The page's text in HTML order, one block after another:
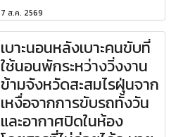
7 ส.ค. 2569
เบาะนอนหลังเบาะคนขับที่
ใช้นอนพักระหว่างวิ่งงาน
ข้ามจังหวัดสะสมไรฝุ่นจาก
เหงื่อจากการขับรถทั้งวัน
และอากาศปิดในห้อง